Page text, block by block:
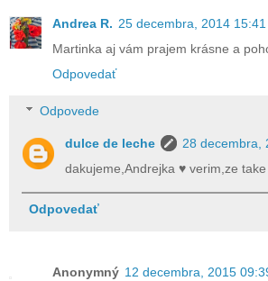
Andrea R. 25 decembra, 2014 15:41
Martinka aj vám prajem krásne a
Odpovedať
Odpovede
dulce de leche
28 decembra,
dakujeme,Andrejka ♥ verim,ze
Odpovedať
Anonymný 12 decembra, 2015